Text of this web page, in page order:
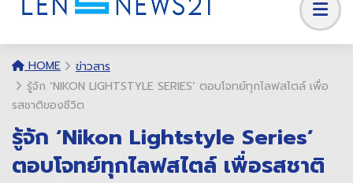
HOME
ข่าวสาร
รู้จัก ‘NIKON LIGHTSTYLE SERIES’ ตอบโจทย์ทุกไลฟสไตล์ เพื่อ
รสชาติของชีวิต
รู้จัก ‘Nikon Lightstyle Series’
ตอบโจทย์ทุกไลฟสไตล์ เพื่อรสชาติ